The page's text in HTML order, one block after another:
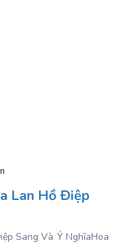
Lan Hồ Điệp
Sang Và Ý NghĩaHoa